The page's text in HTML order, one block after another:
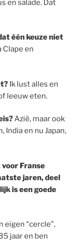
en salade. Dat
één keuze niet
Clape en
Ik lust alles en
leeuw eten.
Azië, maar ook
India en nu Japan,
Franse
jaren, deel
is een goede
eigen “cercle”,
jaar en ben